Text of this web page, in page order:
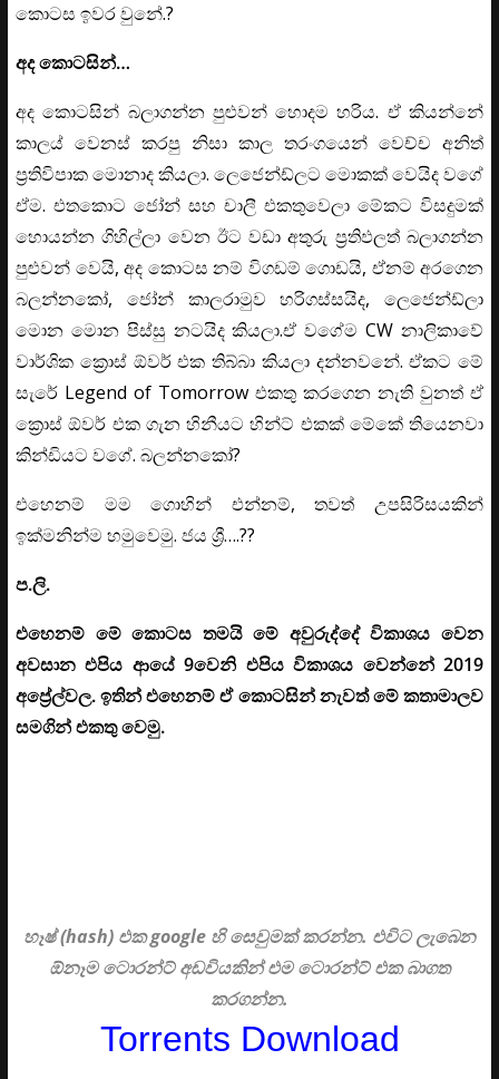
කොටස ඉවර වුනේ.?
අද කොටසින්…
අද කොටසින් බලාගන්න පුළුවන් හොදම හරිය. ඒ කියන්නේ
කාලය් වෙනස් කරපු නිසා කාල තරංගයෙන් වෙච්ච අනිත්
ප්‍රතිවිපාක මොනාද කියලා. ලෙජෙන්ඩ්ලට මොකක් වෙයිද වගේ
ඒම. එතකොට ජෝන් සහ චාලී එකතුවෙලා මේකට විසදුමක්
හොයන්න ගිහිල්ලා වෙන ඊට වඩා අතුරු ප්‍රතිඵලත් බලාගන්න
පුළුවන් වෙයි, අද කොටස නම් විගඩම් ගොඩයි, ඒනම් අරගෙන
බලන්නකෝ, ජෝන් කාලරාමුව හරිගස්සයිද, ලෙජෙන්ඩ්ලා
මොන මොන පිස්සු නටයිද කියලා.ඒ වගේම CW නාලිකාවේ
වාර්ශික ක්‍රොස් ඕවර් එක තිබ්බා කියලා දන්නවනේ. ඒකට මේ
සැරේ Legend of Tomorrow එකතු කරගෙන නැති වුනත් ඒ
ක්‍රොස් ඕවර් එක ගැන හිනීයට හින්ට් එකක් මේකේ තියෙනවා
කින්ඩියට වගේ. බලන්නකෝ?
එහෙනම් මම ගොහින් එන්නම්, තවත් උපසිරිසයකින්
ඉක්මනින්ම හමුවෙමු. ජය ශ්‍රී….??
ප.ලි.
එහෙනම් මේ කොටස තමයි මේ අවුරුද්දේ විකාශය වෙන
අවසාන එපිය ආයේ 9වෙනි එපිය විකාශය වෙන්නේ 2019
අප්‍රේල්වල. ඉතින් එහෙනම් ඒ කොටසින් නැවත් මේ කතාමාලව
සමගින් එකතු වෙමු.
හෑෂ් (hash) එක google හි සෙවුමක් කරන්න. එවිට ලැබෙන
ඕනෑම ටොරන්ට් අඩවියකින් එම ටොරන්ට් එක බාගත
කරගන්න.
Torrents Download